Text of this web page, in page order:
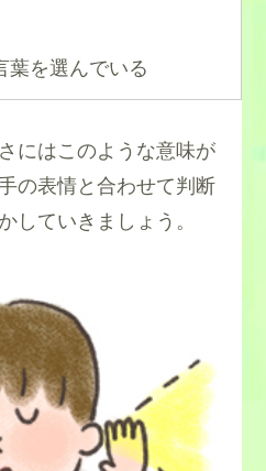
を選んでいる
にはこのような意味が
の表情と合わせて判断
していきましょう。